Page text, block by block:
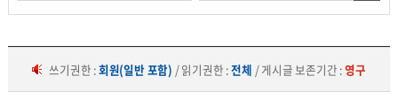
쓰기권한 :회원(일반 포함) / 읽기권한 :전체 / 게시글 보존기간 :영구